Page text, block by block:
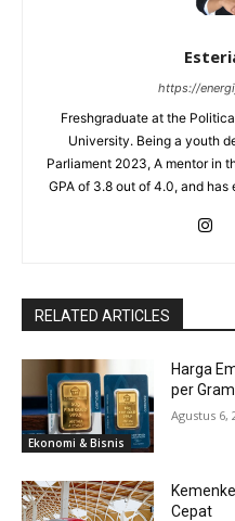
https://
Freshgraduate at the
University. Being a youth
Parliament 2023, A mentor in
GPA of 3.8 out of 4.0, and
RELATED ARTICLES
Ekonomi & Bisnis
Harga
per Gram
Agustus 6,
Cepat